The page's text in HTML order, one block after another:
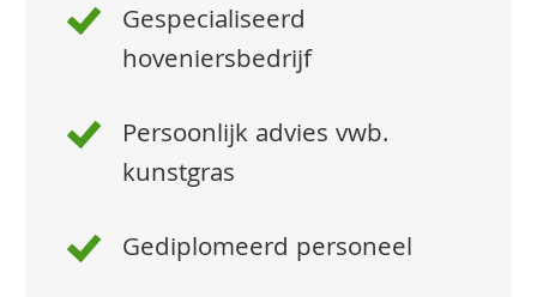
Gespecialiseerd
hoveniersbedrijf
Persoonlijk advies vwb.
kunstgras
Gediplomeerd personeel